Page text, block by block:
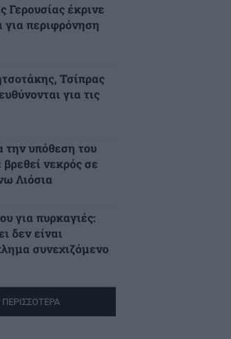
έκρινε
για περιφρόνηση
Τσίπρας
για τις
την υπόθεση του
νεκρός σε
Λιόσια
για πυρκαγιές:
δεν είναι
συνεχιζόμενο
ΠΕΡΙΣΣΟΤΕΡΑ